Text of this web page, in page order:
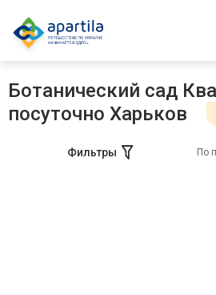
Ботанический сад
посуточно Харьков
Фильтры По